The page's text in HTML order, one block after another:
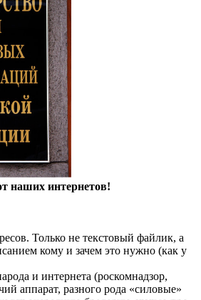
наших интернетов!
Только не текстовый файлик, а
кому и зачем это нужно (как у
и интернета (роскомнадзор,
аппарат, разного рода «силовые»